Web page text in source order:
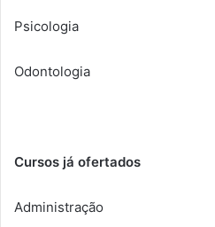
Psicologia
Odontologia
Cursos já ofertados
Administração